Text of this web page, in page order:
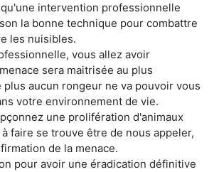
intervention professionnelle
la bonne technique pour combattre
les nuisibles.
vous allez avoir
sera maitrisée au plus
plus aucun rongeur ne va pouvoir vous
votre environnement de vie.
une prolifération d'animaux
faire se trouve être de nous appeler,
de la menace.
pour avoir une éradication définitive